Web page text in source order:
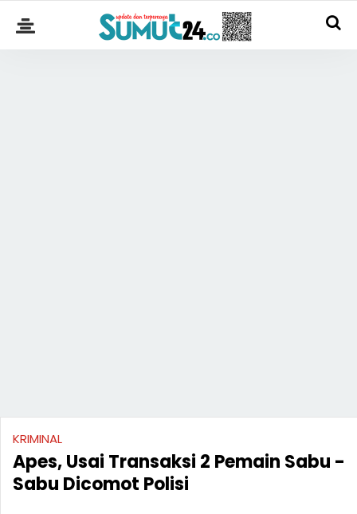
KRIMINAL
Apes, Usai Transaksi 2 Pemain Sabu -
Sabu Dicomot Polisi